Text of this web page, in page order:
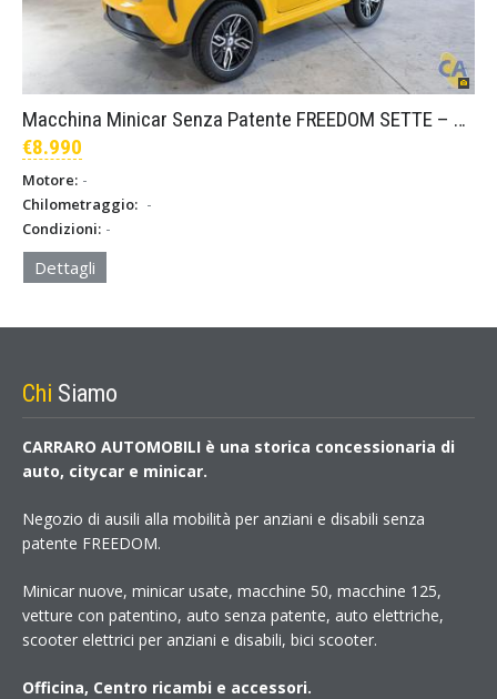
Macchina Minicar Senza Patente FREEDOM SETTE – Giallo
€8.990
Motore: -
Chilometraggio: -
Condizioni: -
Dettagli
Chi Siamo
CARRARO AUTOMOBILI è una storica concessionaria di
auto, citycar e minicar.
Negozio di ausili alla mobilità per anziani e disabili senza
patente FREEDOM.
Minicar nuove, minicar usate, macchine 50, macchine 125,
vetture con patentino, auto senza patente, auto elettriche,
scooter elettrici per anziani e disabili, bici scooter.
Officina, Centro ricambi e accessori.